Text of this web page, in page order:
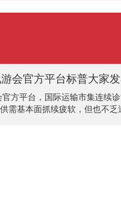
会官方平台标普大家
方平台，国际运输市集连续
需基本面抓续疲软，但也不